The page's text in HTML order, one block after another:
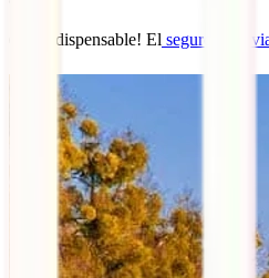
👉 ¡Indispensable! El seguro para